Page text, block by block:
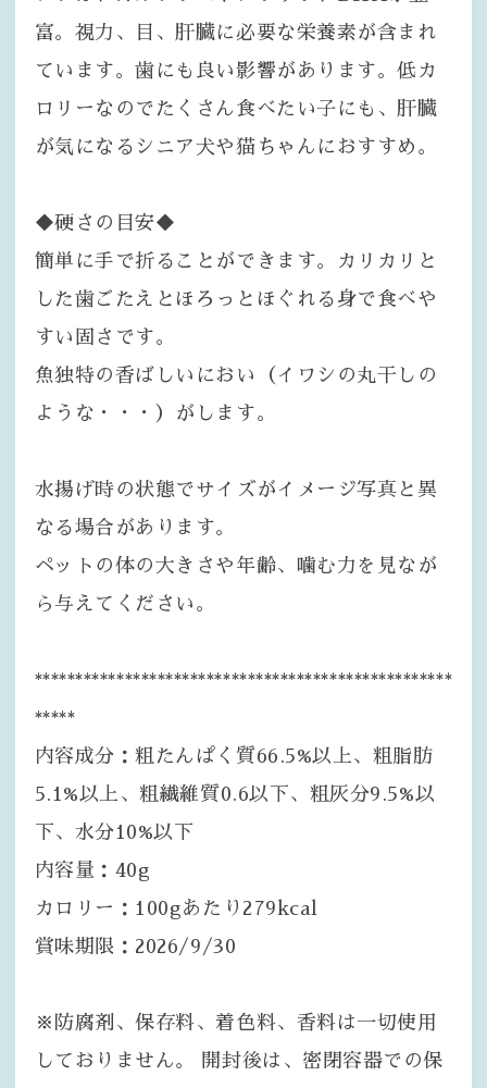
富。視力、目、肝臓に必要な栄養素が含まれ
ています。歯にも良い影響があります。低カ
ロリーなのでたくさん食べたい子にも、肝臓
が気になるシニア犬や猫ちゃんにおすすめ。
◆硬さの目安◆
簡単に手で折ることができます。カリカリと
した歯ごたえとほろっとほぐれる身で食べや
すい固さです。
魚独特の香ばしいにおい（イワシの丸干しの
ような・・・）がします。
水揚げ時の状態でサイズがイメージ写真と異
なる場合があります。
ペットの体の大きさや年齢、噛む力を見なが
ら与えてください。
***************************************************
*****
内容成分：粗たんぱく質66.5%以上、粗脂肪
5.1%以上、粗繊維質0.6以下、粗灰分9.5%以
下、水分10%以下
内容量：40g
カロリー：100gあたり279kcal
賞味期限：2026/9/30
※防腐剤、保存料、着色料、香料は一切使用
しておりません。 開封後は、密閉容器での保